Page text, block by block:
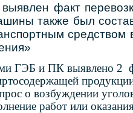
факт
также был
ГЭБ и ПК выявлено 2
о возбуждении
работ или